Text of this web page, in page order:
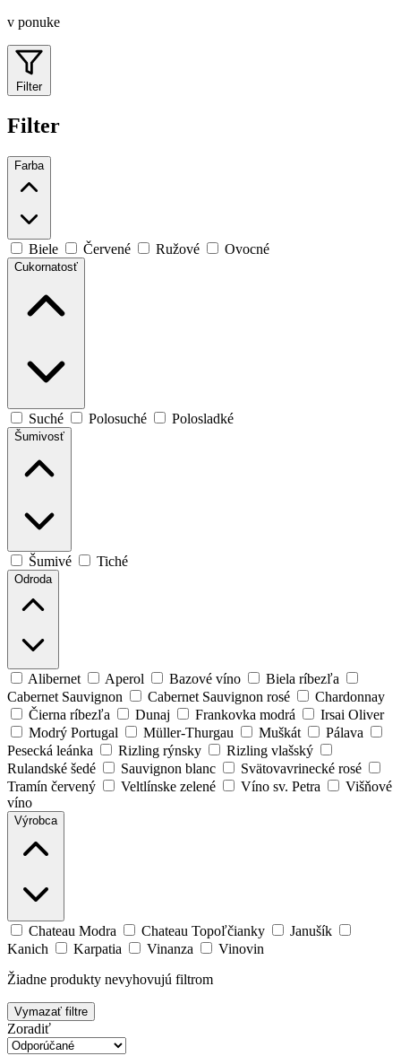
v ponuke
Filter
Filter
Farba
Biele Červené Ružové Ovocné
Cukornatosť
Suché Polosuché Polosladké
Šumivosť
Šumivé Tiché
Odroda
Alibernet Aperol Bazové víno
Biela ríbezľa
Cabernet Sauvignon
Cabernet Sauvignon rosé
Chardonnay
Čierna ríbezľa
Dunaj Frankovka modrá
Irsai Oliver
Modrý Portugal
Müller-Thurgau Muškát
Pálava
Pesecká leánka
Rizling rýnsky
Rizling vlašský
Rulandské šedé
Sauvignon blanc
Svätovavrinecké rosé
Tramín červený
Veltlínske zelené Víno sv. Petra
Višňové
víno
Výrobca
Chateau Modra Chateau Topoľčianky
Janušík
Kanich
Karpatia Vinanza
Vinovin
Žiadne produkty nevyhovujú filtrom
Vymazať filtre
Zoradiť